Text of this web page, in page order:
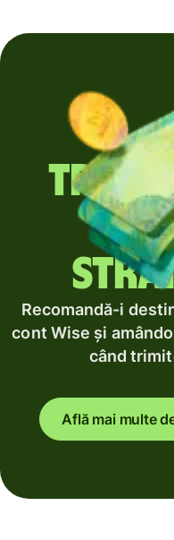
Recomandă-i
cont Wise și
când
Află mai multe